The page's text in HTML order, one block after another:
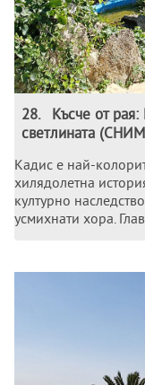
28.
Късче от
светлината
Кадис е най-
хилядолетна
културно
усмихнати хора.